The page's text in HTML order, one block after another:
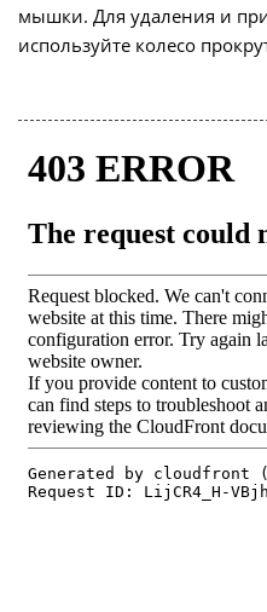
мышки. Для удаления и
используйте колесо